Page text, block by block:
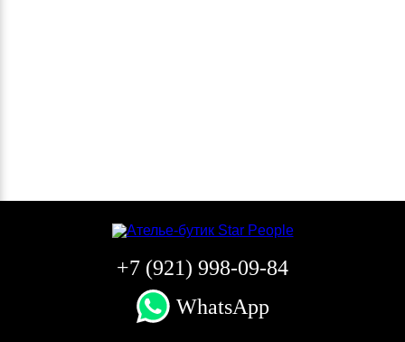
+7 (921) 998-09-84
WhatsApp